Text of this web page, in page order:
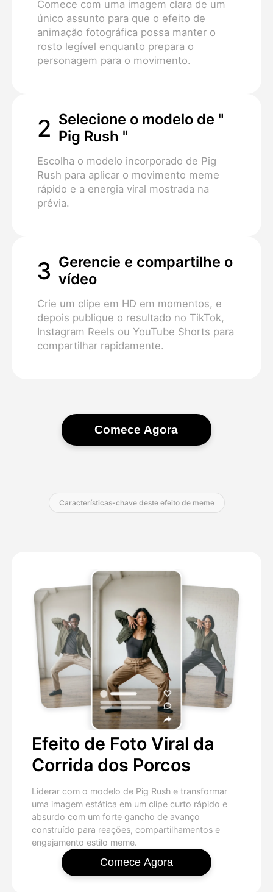
Comece com uma imagem clara de um
único assunto para que o efeito de
animação fotográfica possa manter o
rosto legível enquanto prepara o
personagem para o movimento.
2 Selecione o modelo de "
Pig Rush "
Escolha o modelo incorporado de Pig
Rush para aplicar o movimento meme
rápido e a energia viral mostrada na
prévia.
3 Gerencie e compartilhe o
vídeo
Crie um clipe em HD em momentos, e
depois publique o resultado no TikTok,
Instagram Reels ou YouTube Shorts para
compartilhar rapidamente.
Comece Agora
Características-chave deste efeito de meme
Efeito de Foto Viral da
Corrida dos Porcos
Liderar com o modelo de Pig Rush e transformar
uma imagem estática em um clipe curto rápido e
absurdo com um forte gancho de avanço
construído para reações, compartilhamentos e
engajamento estilo meme.
Comece Agora